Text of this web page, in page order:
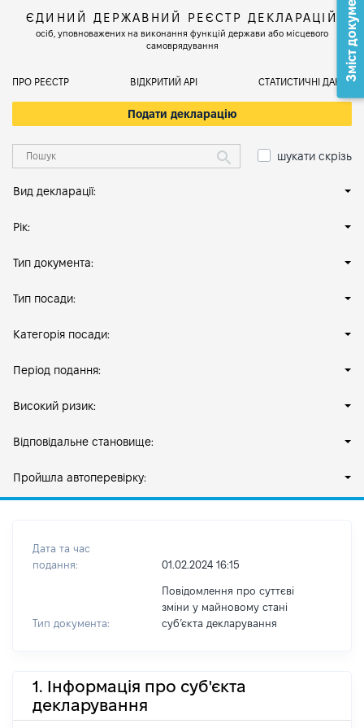
ЄДИНИЙ ДЕРЖАВНИЙ РЕЄСТР ДЕКЛАРАЦІЙ
осіб, уповноважених на виконання функцій держави або місцевого
самоврядування
ПРО РЕЄСТР ВІДКРИТИЙ АРІ СТАТИСТИЧНІ ДАНІ
Подати декларацію
шукати скрізь
Вид декларації:
Рік:
Тип документа:
Тип посади:
Категорія посади:
Період подання:
Високий ризик:
Відповідальне становище:
Пройшла автоперевірку:
Дата та час
подання:
01.02.2024 16:15
Тип документа:
Повідомлення про суттєві
зміни у майновому стані
субʼєкта декларування
1. Інформація про суб'єкта
декларування
Зміст документа